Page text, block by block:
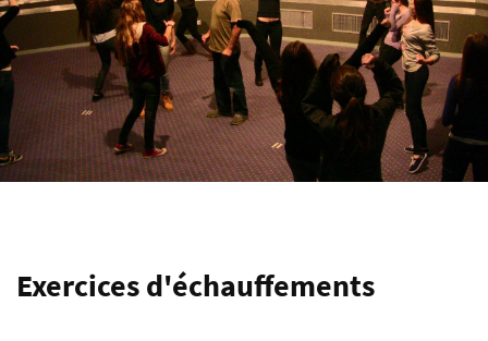
Exercices d'échauffements